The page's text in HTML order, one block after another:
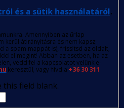
és a sütik használatáról.
Amennyiben az űrlap
kerül átirányításra és nem kapsz
a spam mappát is), frissítsd az oldalt,
el megint! Abban az esetben, ha az
vedd fel a kapcsolatot velünk e-
keresztül, vagy hívd a +36 30 311
this field blank.